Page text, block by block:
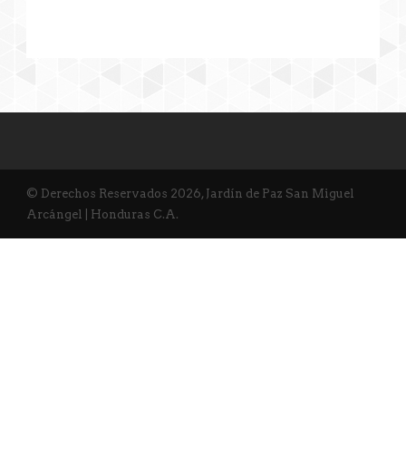
© Derechos Reservados 2026, Jardín de Paz San Miguel
Arcángel | Honduras C.A.